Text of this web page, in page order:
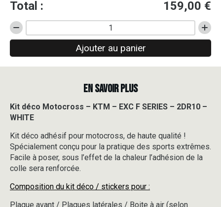
Total : 159,00 €
quantité
de
déco
Motocross
EXC
F
-
2DR10
-
WHITE
Ajouter au panier
EN SAVOIR PLUS
Kit déco Motocross – KTM – EXC F SERIES – 2DR10 –
WHITE
Kit déco adhésif pour motocross, de haute qualité !
Spécialement conçu pour la pratique des sports extrêmes.
Facile à poser, sous l’effet de la chaleur l’adhésion de la
colle sera renforcée.
Composition du kit déco / stickers pour :
Plaque avant / Plaques latérales / Boite à air (selon